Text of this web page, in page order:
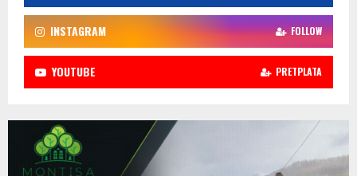
INSTAGRAM FOLLOW
YOUTUBE PRETPLATA